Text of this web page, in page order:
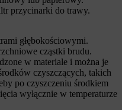
przycinarki do trawy.
głębokościowymi.
cząstki brudu.
w materiale i można je
czyszczących, takich
po czyszczeniu środkiem
wyłącznie w temperaturze